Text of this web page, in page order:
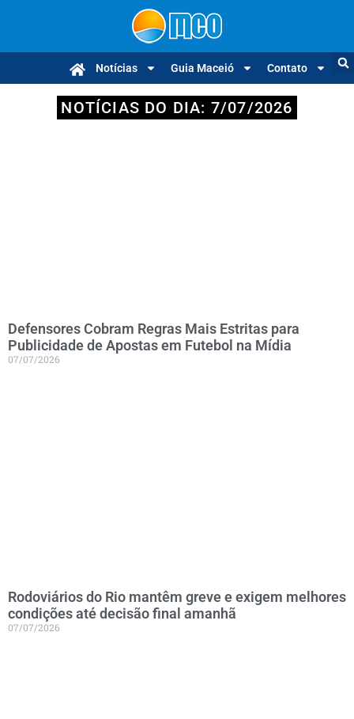
Notícias Guia Maceió Contato
NOTÍCIAS DO DIA: 7/07/2026
Defensores Cobram Regras Mais Estritas para
Publicidade de Apostas em Futebol na Mídia
07/07/2026
Rodoviários do Rio mantêm greve e exigem melhores
condições até decisão final amanhã
07/07/2026